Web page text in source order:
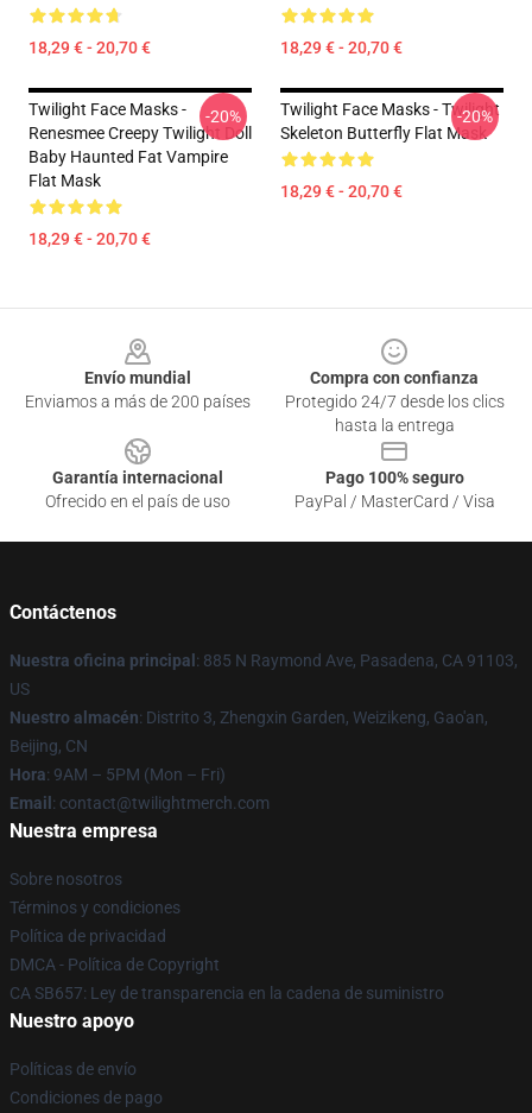
18,29 € - 20,70 € 18,29 € - 20,70 €
Twilight Face Masks -
Renesmee Creepy Twilight Doll
Baby Haunted Fat Vampire
Flat Mask
18,29 € - 20,70 €
-20%
Twilight Face Masks - Twilight
Skeleton Butterfly Flat Mask
18,29 € - 20,70 €
-20%
Envío mundial
Enviamos a más de 200 países
Compra con confianza
Protegido 24/7 desde los clics
hasta la entrega
Garantía internacional
Ofrecido en el país de uso
Pago 100% seguro
PayPal / MasterCard / Visa
Contáctenos
Nuestra oficina principal : 885 N Raymond Ave, Pasadena, CA 91103,
US
Nuestro almacén: Distrito 3, Zhengxin Garden, Weizikeng, Gao'an,
Beijing, CN
Hora: 9AM – 5PM (Mon – Fri)
Email : contact@twilightmerch.com
Nuestra empresa
Sobre nosotros
Términos y condiciones
Política de privacidad
DMCA - Política de Copyright
CA SB657: Ley de transparencia en la cadena de suministro
Nuestro apoyo
Políticas de envío
Condiciones de pago